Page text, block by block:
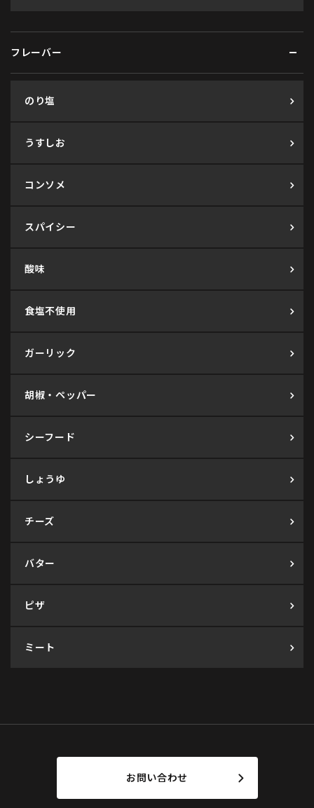
フレーバー
のり塩
うすしお
コンソメ
スパイシー
酸味
食塩不使用
ガーリック
胡椒・ペッパー
シーフード
しょうゆ
チーズ
バター
ピザ
ミート
お問い合わせ